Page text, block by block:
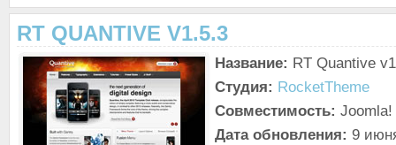
RT QUANTIVE V1.5.3
Название: RT Quantive
Студия: RocketTheme
Совместимость:
Дата обновления: 9